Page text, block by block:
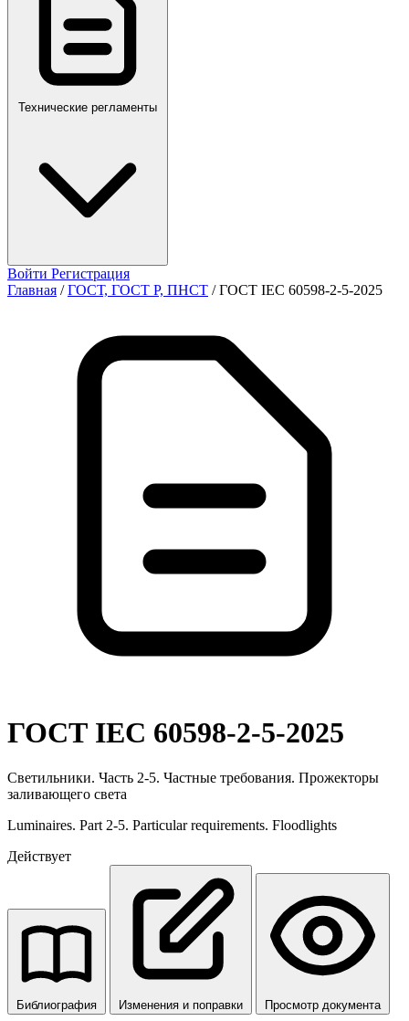
Технические регламенты
Войти Регистрация
Главная / ГОСТ, ГОСТ Р, ПНСТ / ГОСТ IEC 60598-2-5-2025
ГОСТ IEC 60598-2-5-2025
Светильники. Часть 2-5. Частные требования. Прожекторы
заливающего света
Luminaires. Part 2-5. Particular requirements. Floodlights
Действует
Библиография Изменения и поправки Просмотр документа